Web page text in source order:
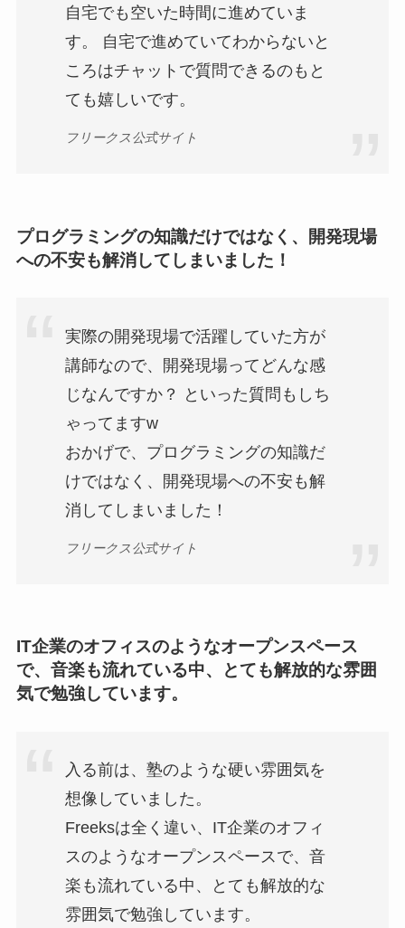
自宅でも空いた時間に進めていま
す。 自宅で進めていてわからないと
ころはチャットで質問できるのもと
ても嬉しいです。
フリークス公式サイト
プログラミングの知識だけではなく、開発現場
への不安も解消してしまいました！
実際の開発現場で活躍していた方が
講師なので、開発現場ってどんな感
じなんですか？ といった質問もしち
ゃってますw
おかげで、プログラミングの知識だ
けではなく、開発現場への不安も解
消してしまいました！
フリークス公式サイト
IT企業のオフィスのようなオープンスペース
で、音楽も流れている中、とても解放的な雰囲
気で勉強しています。
入る前は、塾のような硬い雰囲気を
想像していました。
Freeksは全く違い、IT企業のオフィ
スのようなオープンスペースで、音
楽も流れている中、とても解放的な
雰囲気で勉強しています。